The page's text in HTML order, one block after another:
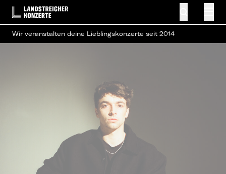
Wir veranstalten deine Lieblingskonzerte seit 2014